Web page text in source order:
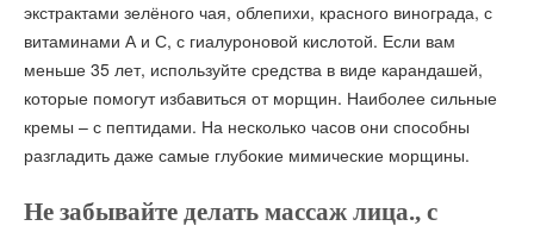
экстрактами зелёного чая, облепихи, красного винограда, с
витаминами А и С, с гиалуроновой кислотой. Если вам
меньше 35 лет, используйте средства в виде карандашей,
которые помогут избавиться от морщин. Наиболее сильные
кремы – с пептидами. На несколько часов они способны
разгладить даже самые глубокие мимические морщины.
Не забывайте делать массаж лица., с